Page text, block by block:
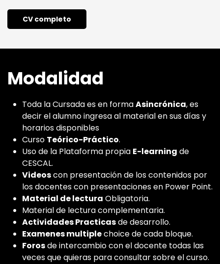
CV completo
Modalidad
Toda la Cursada es en formaAsincrónica, es
decir el alumno ingresa al material en sus días y
horarios disponibles
Curso Teórico-Práctico.
Uso de la Plataforma propia E-learning de
CESCAL.
Videoscon presentación de los contenidos por
los docentes con presentaciones en Power Point.
Material de lectura Obligatoria.
Material de lectura complementaria.
Actividades Practicasde desarrollo.
Examenes multiplechoice de cada bloque.
Forosde intercambio con el docente todas las
veces que quieras para consultar sobre el curso.